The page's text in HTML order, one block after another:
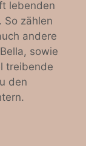
lebenden
So zählen
andere
sowie
treibende
den